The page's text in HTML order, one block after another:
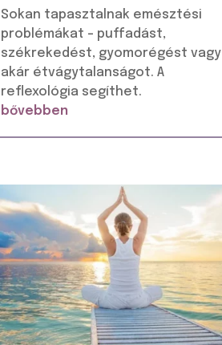
Sokan tapasztalnak emésztési
problémákat – puffadást,
székrekedést, gyomorégést vagy
akár étvágytalanságot. A
reflexológia segíthet.
bővebben